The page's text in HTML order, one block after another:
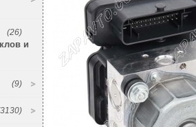
(26)
и
(9)